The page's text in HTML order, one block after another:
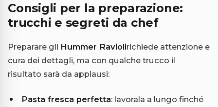
Consigli per la preparazione:
trucchi e segreti da chef
Preparare gli Hummer Raviolirichiede attenzione e
cura dei dettagli, ma con qualche trucco il
risultato sarà da applausi:
Pasta fresca perfetta: lavorala a lungo finché